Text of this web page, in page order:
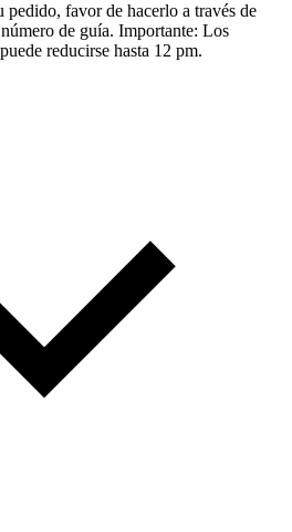
pedido, favor de hacerlo a través de
de guía. Importante: Los
reducirse hasta 12 pm.